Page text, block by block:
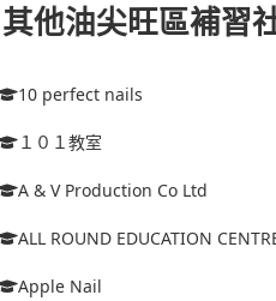
其他油尖旺區補習
10 perfect nails
１０１教室
A & V Production Co Ltd
ALL ROUND EDUCATION
Apple Nail